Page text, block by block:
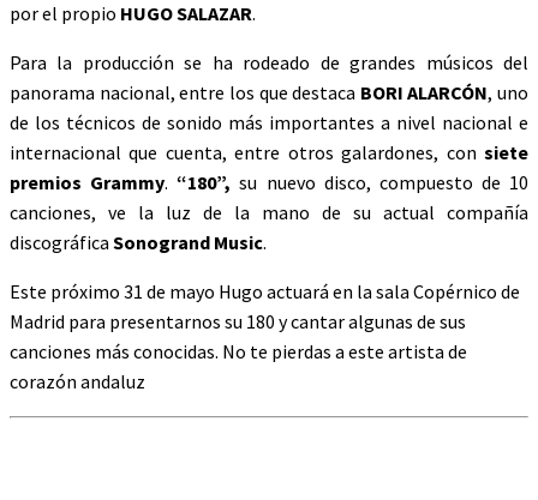
por el propio HUGO SALAZAR.
Para la producción se ha rodeado de grandes músicos del
panorama nacional, entre los que destaca BORI ALARCÓN, uno
de los técnicos de sonido más importantes a nivel nacional e
internacional que cuenta, entre otros galardones, con siete
premios Grammy.“180”,su nuevo disco, compuesto de 10
canciones, ve la luz de la mano de su actual compañía
discográfica Sonogrand Music.
Este próximo 31 de mayo Hugo actuará en la sala Copérnico de
Madrid para presentarnos su 180 y cantar algunas de sus
canciones más conocidas. No te pierdas a este artista de
corazón andaluz